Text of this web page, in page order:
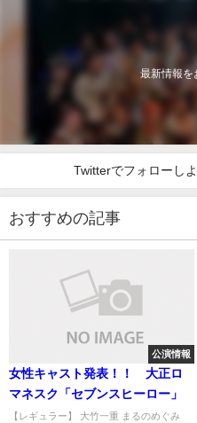
最新情報を
Twitterでフォローし
おすすめの記事
公演情報
女性キャスト発表！！ 大正ロ
マネスク「セブンスヒーロー」
【レギュラー】 大竹一重 まるのめぐみ